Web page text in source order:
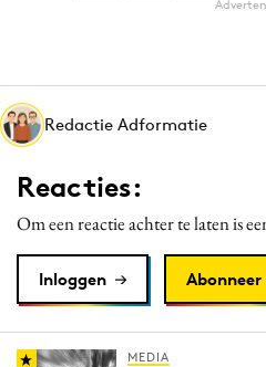
Martech
Media
Merkstrategie
PR
Programmatic
Reputatie & crisis
Redactie Adformatie
Reacties:
Om een reactie achter te laten is
Inloggen Abonneer
MEDIA